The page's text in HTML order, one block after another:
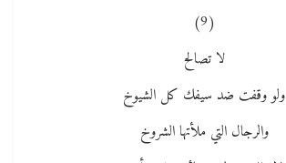
(9)
لا تصالح
ولو وقفت ضد سيفك كل الشيوخ
والرجال التي ملأتها الشروخ